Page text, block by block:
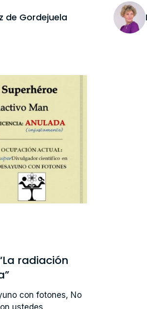
de Gordejuela
radiación
con fotones, No